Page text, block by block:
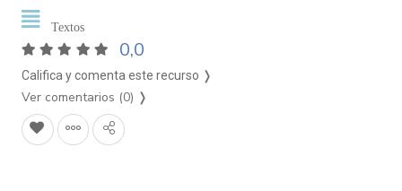
Textos
0,0
Califica y comenta este recurso ❭
Ver comentarios (0) ❭